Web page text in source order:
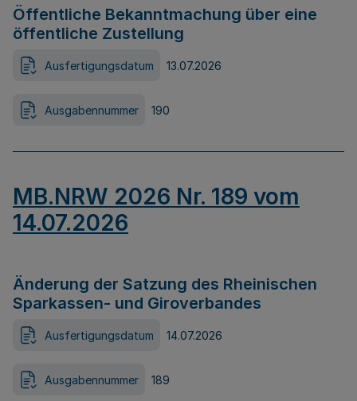
Öffentliche Bekanntmachung über eine
öffentliche Zustellung
Ausfertigungsdatum 13.07.2026
Ausgabennummer 190
MB.NRW 2026 Nr. 189 vom
14.07.2026
Änderung der Satzung des Rheinischen
Sparkassen- und Giroverbandes
Ausfertigungsdatum 14.07.2026
Ausgabennummer 189